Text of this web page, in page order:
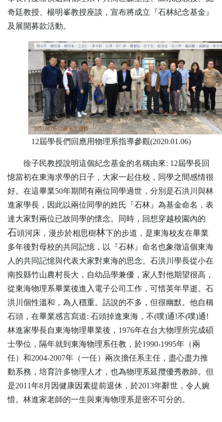
奇廷教授、楊明峯教授座談，宣布將成立『石林紀念基金』
及展開募款活動。
12屆學長們回應用物理系指導參觀(2020.01.06)
徐子民教授說明這個紀念基金的名稱由來: 12屆學長回
憶當初在東海求學的日子，大家一起住校，同學之間感情很
好。在這畢業50年期間有兩位同學過世，分別是石洪川與林
進家學長，因此以兩位同學的姓氏『石林』為基金命名，表
達大家對兩位已故同學的懷念。同時，回想穿越校園內的
石頭河床，漫步於相思樹林下的步道，是東海校友在畢業
多年後對母校的共同記憶，以『石林』命名也象徵這個東海
人的共同記憶與代表大家對東海的思念。石洪川學長從小在
南投縣竹山農村長大，自幼品學兼優，家人對他期望很高，
從東海物理系畢業後進入電子公司工作，可惜英年早逝。石
洪川個性溫和，為人穩重。話說的不多，但很幽默。他自稱
石頭，在畢業感言寫道: 石頭掉進東海，不(噗)通!不(噗)通!
林進家學長自東海物理畢業後， 1976年在台大物理所完成碩
士學位，隔年就到東海物理系任教，於1990-1995年（兩
任）和2004-2007年（一任）兩次擔任系主任，盡心盡力推
動系務，培育許多物理人才，也為物理系延攬優秀教師。但
是2011年8月因健康因素提前退休，於2013年辭世，令人婉
惜。林進家老師的一生與東海物理系是密不可分的。